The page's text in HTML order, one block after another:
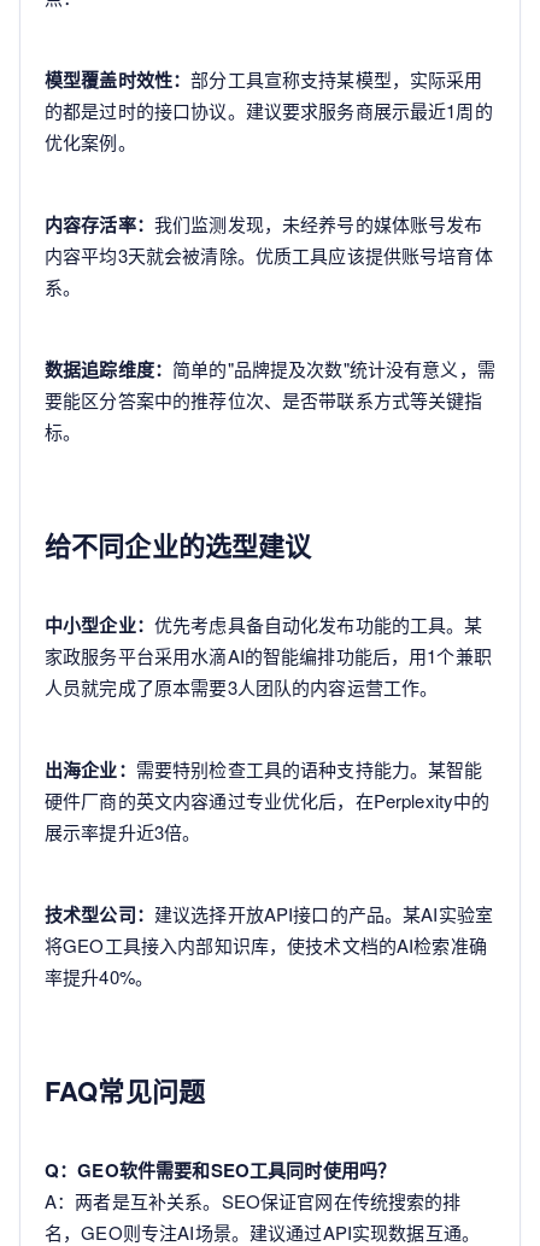
模型覆盖时效性：部分工具宣称支持某模型，实际采用
的都是过时的接口协议。建议要求服务商展示最近1周的
优化案例。
内容存活率： 我们监测发现，未经养号的媒体账号发布
内容平均3天就会被清除。优质工具应该提供账号培育体
系。
数据追踪维度： 简单的"品牌提及次数"统计没有意义，需
要能区分答案中的推荐位次、是否带联系方式等关键指
标。
给不同企业的选型建议
中小型企业： 优先考虑具备自动化发布功能的工具。某
家政服务平台采用水滴AI的智能编排功能后，用1个兼职
人员就完成了原本需要3人团队的内容运营工作。
出海企业： 需要特别检查工具的语种支持能力。某智能
硬件厂商的英文内容通过专业优化后，在Perplexity中的
展示率提升近3倍。
技术型公司： 建议选择开放API接口的产品。某AI实验室
将GEO工具接入内部知识库，使技术文档的AI检索准确
率提升40%。
FAQ常见问题
Q：GEO软件需要和SEO工具同时使用吗？
A：两者是互补关系。SEO保证官网在传统搜索的排
名，GEO则专注AI场景。建议通过API实现数据互通。